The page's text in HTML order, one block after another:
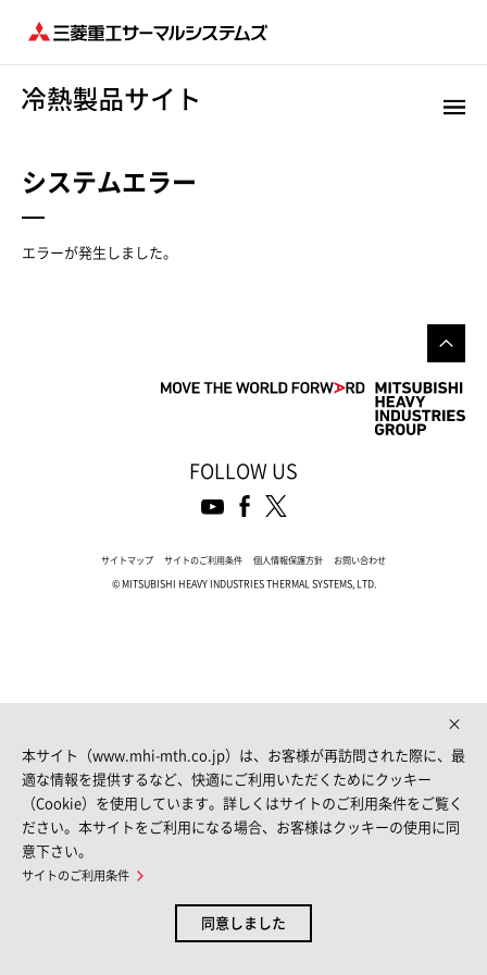
システムエラー
エラーが発生しました。
FOLLOW US
サイトマップ サイトのご利用条件 個人情報保護方針 お問い合わせ
© MITSUBISHI HEAVY INDUSTRIES THERMAL SYSTEMS, LTD.
本サイト（www.mhi-mth.co.jp）は、お客様が再訪問された際に、最
適な情報を提供するなど、快適にご利用いただくためにクッキー
（Cookie）を使用しています。詳しくはサイトのご利用条件をご覧く
ださい。本サイトをご利用になる場合、お客様はクッキーの使用に同
意下さい。
サイトのご利用条件
同意しました